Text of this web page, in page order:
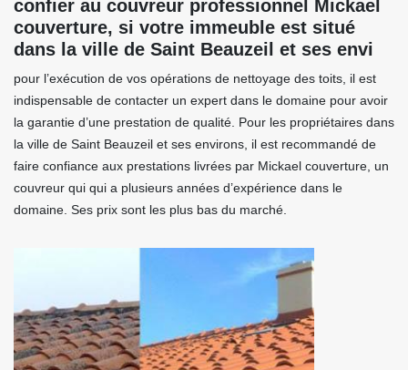
confier au couvreur professionnel Mickael
couverture, si votre immeuble est situé
dans la ville de Saint Beauzeil et ses envi
pour l’exécution de vos opérations de nettoyage des toits, il est
indispensable de contacter un expert dans le domaine pour avoir
la garantie d’une prestation de qualité. Pour les propriétaires dans
la ville de Saint Beauzeil et ses environs, il est recommandé de
faire confiance aux prestations livrées par Mickael couverture, un
couvreur qui qui a plusieurs années d’expérience dans le
domaine. Ses prix sont les plus bas du marché.